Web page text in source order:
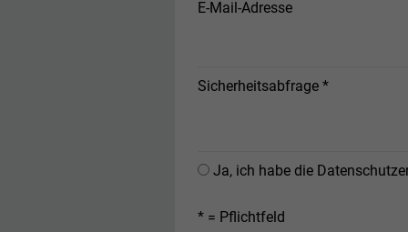
E-Mail-Adresse
Sicherheitsabfrage *
Ja, ich habe die
* = Pflichtfeld